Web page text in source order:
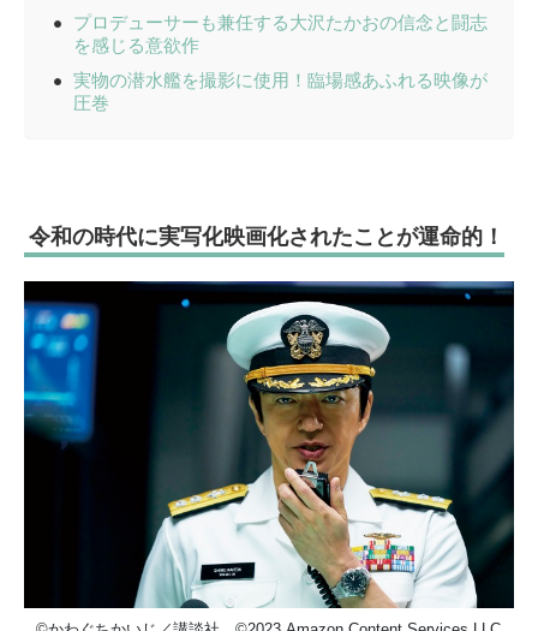
プロデューサーも兼任する大沢たかおの信念と闘志
を感じる意欲作
実物の潜水艦を撮影に使用！臨場感あふれる映像が
圧巻
令和の時代に実写化映画化されたことが運命的！